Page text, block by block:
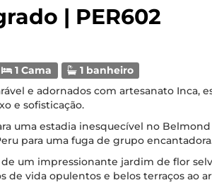
| PER602
1 Cama 1 banheiro
e adornados com artesanato Inca,
e sofisticação.
uma estadia inesquecível no
para uma fuga de grupo
um impressionante jardim de flor
de vida opulentos e belos terraços ao